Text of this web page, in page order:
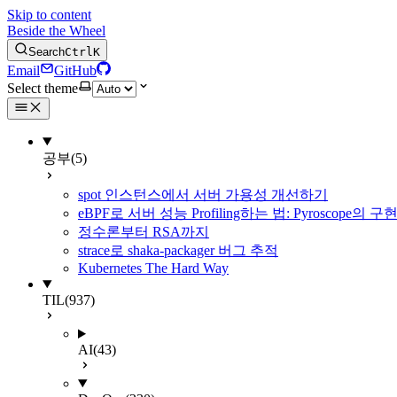
Skip to content
Beside the Wheel
SearchCtrlK
Email
GitHub
Select theme
공부(5)
spot 인스턴스에서 서버 가용성 개선하기
eBPF로 서버 성능 Profiling하는 법: Pyroscope의 구
정수론부터 RSA까지
strace로 shaka-packager 버그 추적
Kubernetes The Hard Way
TIL(937)
AI(43)